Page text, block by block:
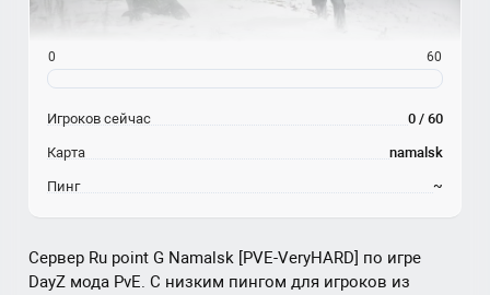
Сервер Ru point G Namalsk [PVE-VeryHARD] по игре
DayZ мода PvE. С низким пингом для игроков из
0 60
Игроков сейчас 0 / 60
Карта namalsk
Пинг ~